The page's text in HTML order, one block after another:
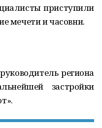
приступили
мечети и часовни.
региона
застройки